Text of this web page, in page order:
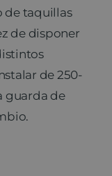
de taquillas
de disponer
de 250-
guarda de